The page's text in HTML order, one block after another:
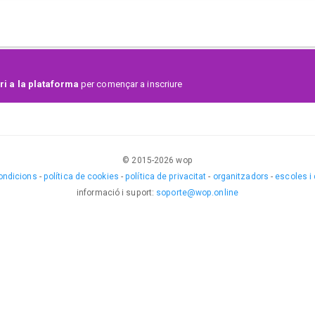
en cada categoría.
premios económicos.
recibir el pago de la inscripción y esta sujeta a disponibilidad de
a la plataforma per començar a inscriure
© 2015-2026 wop
- política de cookies -política de privacitat - organitzadors - escoles i
informació i suport: soporte@wop.online